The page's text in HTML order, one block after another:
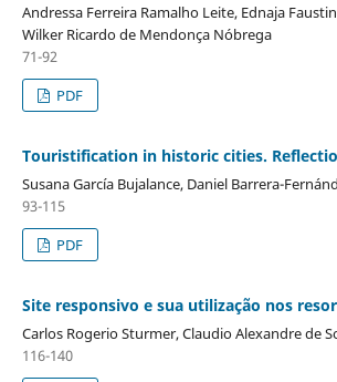
Andressa Ferreira Ramalho Leite, Ednaja
Wilker Ricardo de Mendonça Nóbrega
71-92
PDF
Touristification in historic cities.
Susana García Bujalance, Daniel Barrera-
93-115
PDF
Site responsivo e sua utilização nos
Carlos Rogerio Sturmer, Claudio Alexandre de
116-140